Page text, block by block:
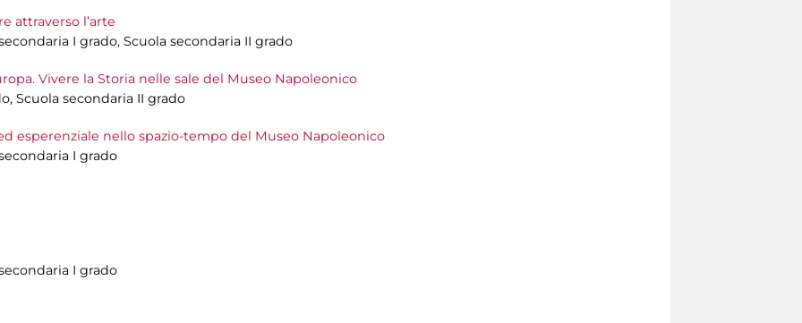
attraverso l’arte
I grado, Scuola secondaria II grado
Vivere la Storia nelle sale del Museo Napoleonico
Scuola secondaria II grado
esperenziale nello spazio-tempo del Museo Napoleonico
I grado
I grado